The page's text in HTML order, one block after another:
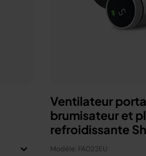
Ventilateur
brumisateur et
refroidissante
Charbon
Modèle: FA022EU